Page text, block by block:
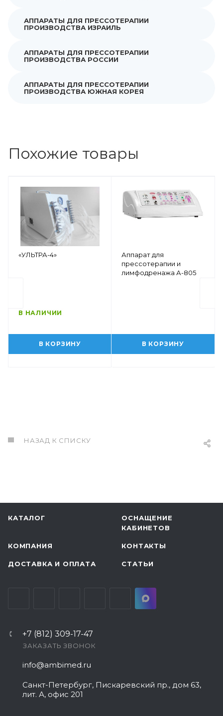
АППАРАТЫ ДЛЯ ПРЕССОТЕРАПИИ
ПРОИЗВОДСТВА ИЗРАИЛЬ
АППАРАТЫ ДЛЯ ПРЕССОТЕРАПИИ
ПРОИЗВОДСТВА РОССИИ
АППАРАТЫ ДЛЯ ПРЕССОТЕРАПИИ
ПРОИЗВОДСТВА ЮЖНАЯ КОРЕЯ
Похожие товары
«УЛЬТРА-4»
В НАЛИЧИИ
В КОРЗИНУ
Аппарат для
прессотерапии и
лимфодренажа А-805
В КОРЗИНУ
НАЗАД К СПИСКУ
КАТАЛОГ
ОСНАЩЕНИЕ
КАБИНЕТОВ
КОМПАНИЯ КОНТАКТЫ
ДОСТАВКА И ОПЛАТА СТАТЬИ
+7 (812) 309-17-47
ЗАКАЗАТЬ ЗВОНОК
info@ambimed.ru
Санкт-Петербург, Пискаревский пр., дом 63,
лит. А, офис 201